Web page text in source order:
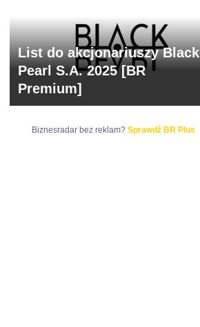
List do akcjonariuszy Black
Pearl S.A. 2025 [BR
Premium]
Biznesradar bez reklam? Sprawdź BR Plus